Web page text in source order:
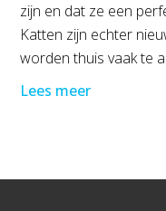
zijn en dat ze een
Katten zijn echter
worden thuis vaak te
Lees meer